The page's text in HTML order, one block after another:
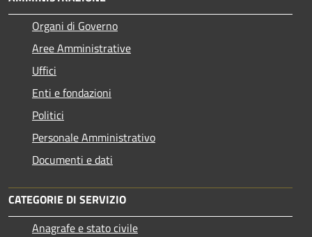
Organi di Governo
Aree Amministrative
Uffici
Enti e fondazioni
Politici
Personale Amministrativo
Documenti e dati
CATEGORIE DI SERVIZIO
Anagrafe e stato civile